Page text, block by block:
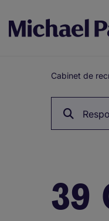
Fil
d'Ariane
Cabinet de
39